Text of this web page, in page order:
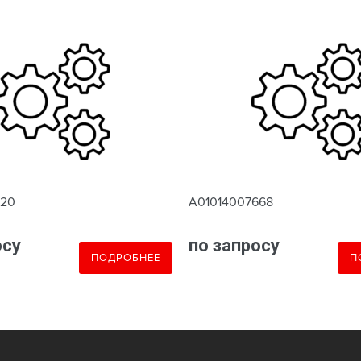
ПОДРОБНЕЕ
A01014007668
по запросу